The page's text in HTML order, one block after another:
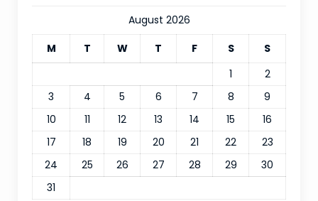
August 2026
M
T W T F S
S
1
2
3
4 5 6 7 8
9
10
11 12 13 14 15
16
17
18 19 20 21 22
23
24
25 26 27 28 29
30
31